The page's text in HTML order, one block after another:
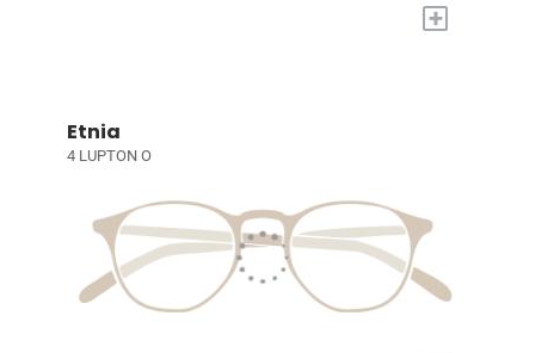
+
Etnia
4 LUPTON O